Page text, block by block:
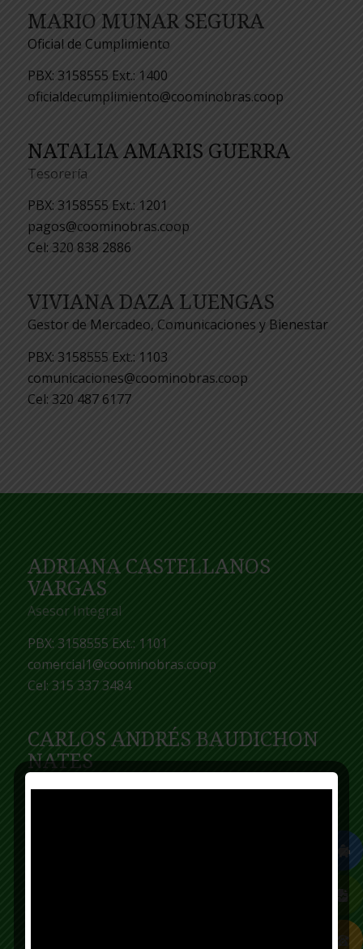
MARIO MUNAR SEGURA
Oficial de Cumplimiento
PBX: 3158555 Ext.: 1400
oficialdecumplimiento@coominobras.coop
NATALIA AMARIS GUERRA
Tesorería
PBX: 3158555 Ext.: 1201
pagos@coominobras.coop
Cel: 320 838 2886
VIVIANA DAZA LUENGAS
Gestor de Mercadeo, Comunicaciones y Bienestar
PBX: 3158555 Ext.: 1103
comunicaciones@coominobras.coop
Cel: 320 487 6177
ADRIANA CASTELLANOS
VARGAS
Asesor Integral
PBX: 3158555 Ext.: 1101
comercial1@coominobras.coop
Cel: 315 337 3484
CARLOS ANDRÉS BAUDICHON
NATES